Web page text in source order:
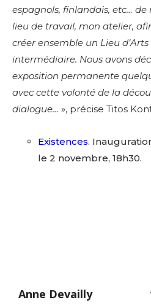
espagnols, finlandais, etc…
lieu de travail, mon atelier,
créer ensemble un Lieu
intermédiaire. Nous avons
exposition permanente
avec cette volonté de la
dialogue… », précise Titos
Existences.
le 2 novembre, 18h30.
Anne Devailly